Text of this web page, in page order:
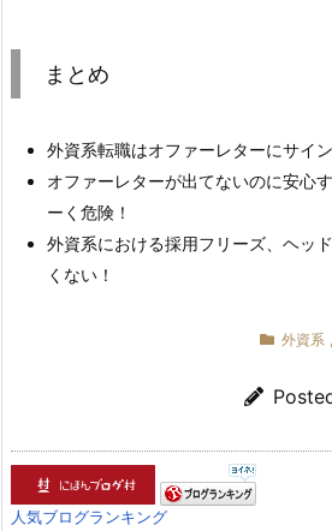
まとめ
外資系転職はオファーレターにサイ
オファーレターが出てないのに安心
ーく危険！
外資系における採用フリーズ、ヘッ
くない！
外資系 ,
人気ブログランキング